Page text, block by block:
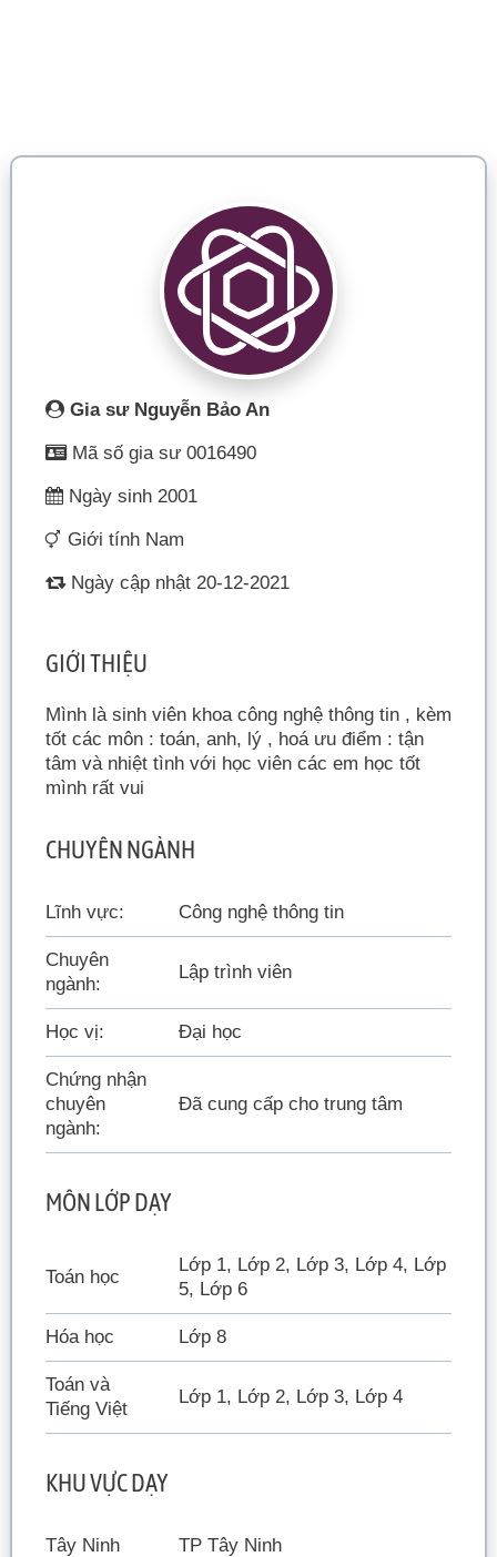
Gia sư Nguyễn Bảo An
Mã số gia sư 0016490
Ngày sinh 2001
Giới tính Nam
Ngày cập nhật 20-12-2021
GIỚI THIỆU
Mình là sinh viên khoa công nghệ thông tin , kèm
tốt các môn : toán, anh, lý , hoá ưu điểm : tận
tâm và nhiệt tình với học viên các em học tốt
mình rất vui
CHUYÊN NGÀNH
Lĩnh vực: Công nghệ thông tin
Chuyên
ngành:
Lập trình viên
Học vị: Đại học
Chứng nhận
chuyên
ngành:
Đã cung cấp cho trung tâm
MÔN LỚP DẠY
Toán học
Lớp 1, Lớp 2, Lớp 3, Lớp 4, Lớp
5, Lớp 6
Hóa học Lớp 8
Toán và
Tiếng Việt
Lớp 1, Lớp 2, Lớp 3, Lớp 4
KHU VỰC DẠY
Tây Ninh TP Tây Ninh